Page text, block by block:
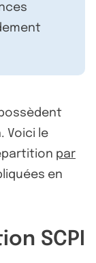
Voici le
par
en
SCPI